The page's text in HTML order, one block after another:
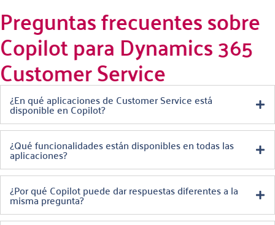
Preguntas frecuentes sobre
Copilot para Dynamics 365
Customer Service
¿En qué aplicaciones de Customer Service está
disponible en Copilot?
¿Qué funcionalidades están disponibles en todas las
aplicaciones?
¿Por qué Copilot puede dar respuestas diferentes a la
misma pregunta?